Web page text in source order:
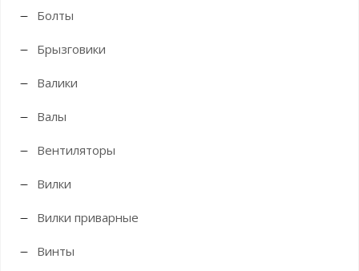
Болты
Брызговики
Валики
Валы
Вентиляторы
Вилки
Вилки приварные
Винты